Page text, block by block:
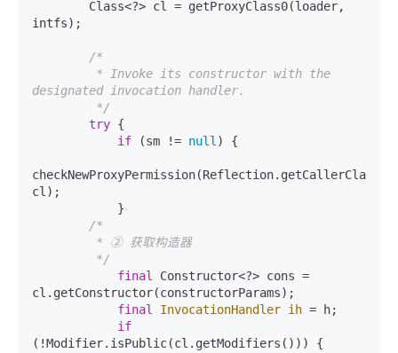
intfs);
/*
designated invocation handler.
         */
try {
if (sm != null ) {
cl);
/*
         */
final
Constructor<?> cons =
cl.getConstructor(constructorParams);
final
InvocationHandler ih = h;
if
(!Modifier.isPublic(cl.getModifiers())) {